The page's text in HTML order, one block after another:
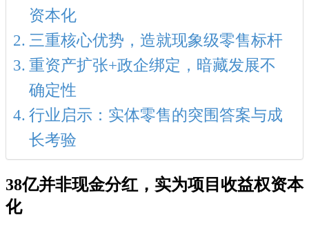
资本化
三重核心优势，造就现象级零售标杆
重资产扩张+政企绑定，暗藏发展不
确定性
行业启示：实体零售的突围答案与成
长考验
38亿并非现金分红，实为项目收益权资本
化